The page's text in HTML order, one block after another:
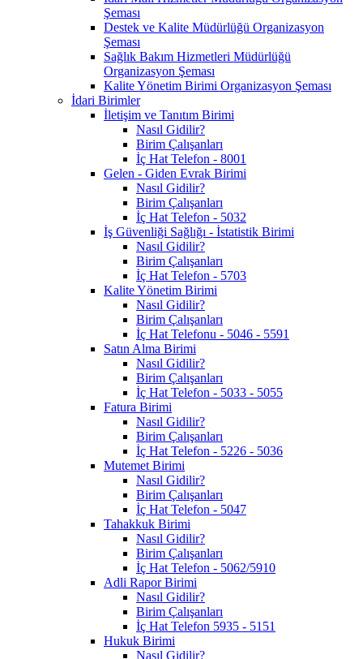
Şeması
Destek ve Kalite Müdürlüğü Organizasyon
Şeması
Sağlık Bakım Hizmetleri Müdürlüğü
Organizasyon Şeması
Kalite Yönetim Birimi Organizasyon Şeması
İdari Birimler
İletişim ve Tanıtım Birimi
Nasıl Gidilir?
Birim Çalışanları
İç Hat Telefon - 8001
Gelen - Giden Evrak Birimi
Nasıl Gidilir?
Birim Çalışanları
İç Hat Telefon - 5032
İş Güvenliği Sağlığı - İstatistik Birimi
Nasıl Gidilir?
Birim Çalışanları
İç Hat Telefon - 5703
Kalite Yönetim Birimi
Nasıl Gidilir?
Birim Çalışanları
İç Hat Telefonu - 5046 - 5591
Satın Alma Birimi
Nasıl Gidilir?
Birim Çalışanları
İç Hat Telefon - 5033 - 5055
Fatura Birimi
Nasıl Gidilir?
Birim Çalışanları
İç Hat Telefon - 5226 - 5036
Mutemet Birimi
Nasıl Gidilir?
Birim Çalışanları
İç Hat Telefon - 5047
Tahakkuk Birimi
Nasıl Gidilir?
Birim Çalışanları
İç Hat Telefon - 5062/5910
Adli Rapor Birimi
Nasıl Gidilir?
Birim Çalışanları
İç Hat Telefon 5935 - 5151
Hukuk Birimi
Nasıl Gidilir?